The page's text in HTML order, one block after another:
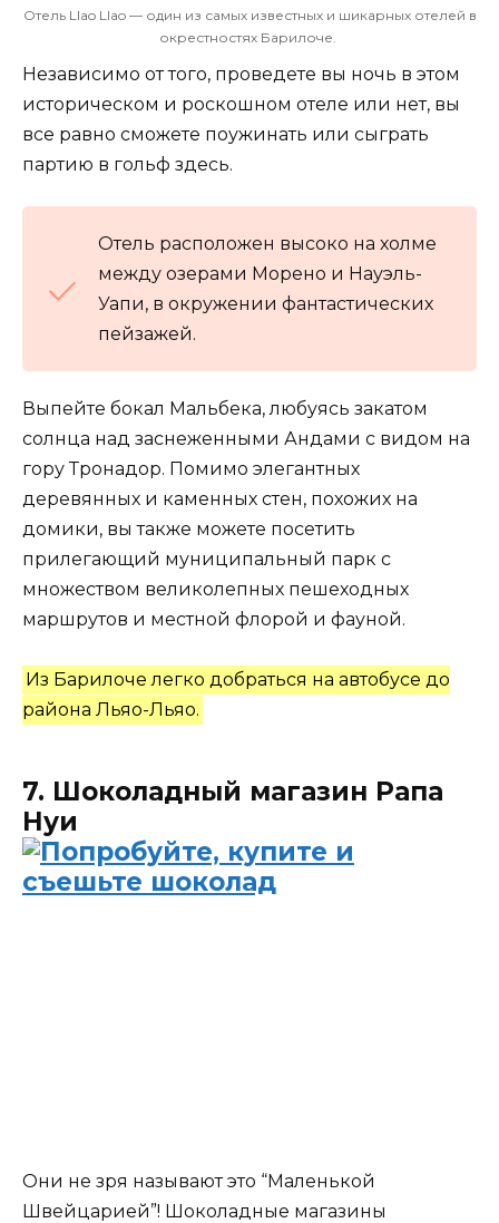
Отель Llao Llao — один из самых известных и шикарных отелей в
окрестностях Барилоче.
Независимо от того, проведете вы ночь в этом
историческом и роскошном отеле или нет, вы
все равно сможете поужинать или сыграть
партию в гольф здесь.
Отель расположен высоко на холме
между озерами Морено и Науэль-
Уапи, в окружении фантастических
пейзажей.
Выпейте бокал Мальбека, любуясь закатом
солнца над заснеженными Андами с видом на
гору Тронадор. Помимо элегантных
деревянных и каменных стен, похожих на
домики, вы также можете посетить
прилегающий муниципальный парк с
множеством великолепных пешеходных
маршрутов и местной флорой и фауной.
Из Барилоче легко добраться на автобусе до
района Льяо-Льяо.
7. Шоколадный магазин Рапа
Нуи
Они не зря называют это “Маленькой
Швейцарией”! Шоколадные магазины